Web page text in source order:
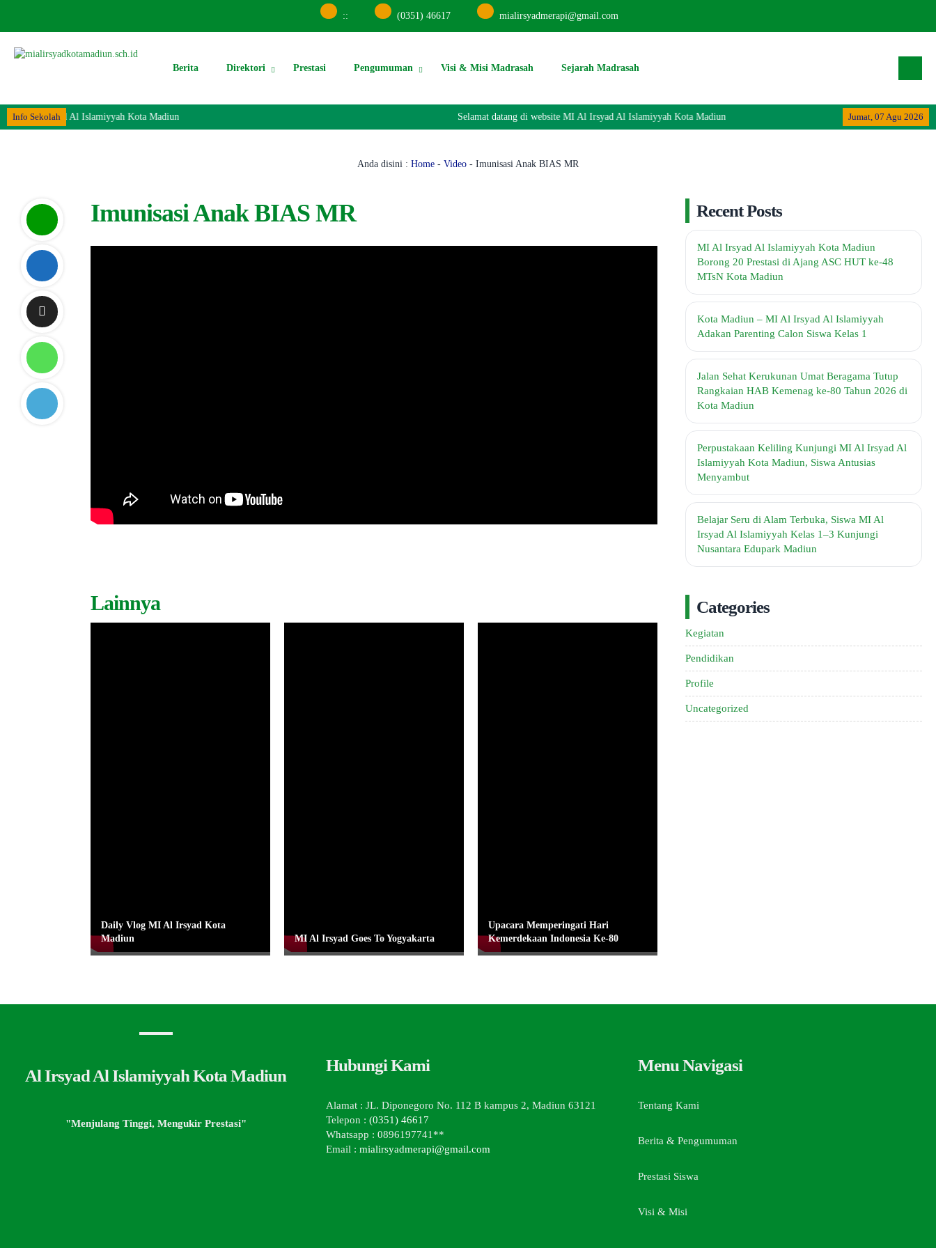
:: (0351) 46617 mialirsyadmerapi@gmail.com
Berita Direktori Prestasi Pengumuman Visi & Misi Madrasah Sejarah Madrasah
Info Sekolah Jumat, 07 Agu 2026
Selamat datang di website MI Al Irsyad Al Islamiyyah Kota Madiun
MI Al Irsyad Al Islamiyyah Kota Madiun
Anda disini : Home - Video - Imunisasi Anak BIAS MR
Imunisasi Anak BIAS MR
Lainnya
Daily Vlog MI Al Irsyad Kota
Madiun
MI Al Irsyad Goes To Yogyakarta
Upacara Memperingati Hari
Kemerdekaan Indonesia Ke-80
Recent Posts
MI Al Irsyad Al Islamiyyah Kota Madiun
Borong 20 Prestasi di Ajang ASC HUT ke-48
MTsN Kota Madiun
Kota Madiun – MI Al Irsyad Al Islamiyyah
Adakan Parenting Calon Siswa Kelas 1
Jalan Sehat Kerukunan Umat Beragama Tutup
Rangkaian HAB Kemenag ke-80 Tahun 2026 di
Kota Madiun
Perpustakaan Keliling Kunjungi MI Al Irsyad Al
Islamiyyah Kota Madiun, Siswa Antusias
Menyambut
Belajar Seru di Alam Terbuka, Siswa MI Al
Irsyad Al Islamiyyah Kelas 1–3 Kunjungi
Nusantara Edupark Madiun
Categories
Kegiatan
Pendidikan
Profile
Uncategorized
Al Irsyad Al Islamiyyah Kota Madiun
"Menjulang Tinggi, Mengukir Prestasi"
Hubungi Kami
Alamat : JL. Diponegoro No. 112 B kampus 2, Madiun 63121
Telepon : (0351) 46617
Whatsapp : 0896197741**
Email : mialirsyadmerapi@gmail.com
Menu Navigasi
Tentang Kami
Berita & Pengumuman
Prestasi Siswa
Visi & Misi